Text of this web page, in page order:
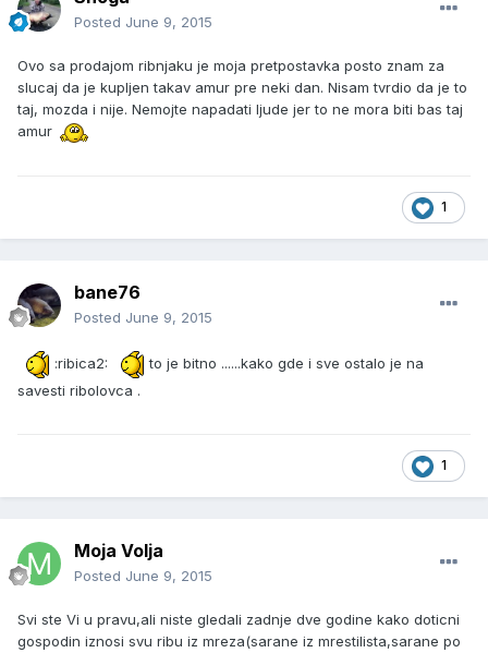
Posted June 9, 2015
Ovo sa prodajom ribnjaku je moja pretpostavka posto znam za
slucaj da je kupljen takav amur pre neki dan. Nisam tvrdio da je to
taj, mozda i nije. Nemojte napadati ljude jer to ne mora biti bas taj
amur
1
bane76
Posted June 9, 2015
:ribica2:
to je bitno ......kako gde i sve ostalo je na
savesti ribolovca .
1
Moja Volja
Posted June 9, 2015
Svi ste Vi u pravu,ali niste gledali zadnje dve godine kako doticni
gospodin iznosi svu ribu iz mreza(sarane iz mrestilista,sarane po